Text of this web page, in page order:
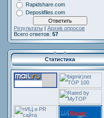
Rapidshare.com
Depositfiles.com
Результаты | Архив опросов
Всего ответов: 57
Статистика